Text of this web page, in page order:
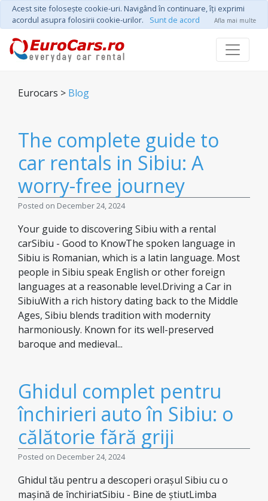
Acest site foloseşte cookie-uri. Navigând în continuare, îţi exprimi
acordul asupra folosirii cookie-urilor.
Sunt de acord Afla mai multe
Eurocars > Blog
The complete guide to
car rentals in Sibiu: A
worry-free journey
Posted on December 24, 2024
Your guide to discovering Sibiu with a rental
carSibiu - Good to KnowThe spoken language in
Sibiu is Romanian, which is a latin language. Most
people in Sibiu speak English or other foreign
languages at a reasonable level.Driving a Car in
SibiuWith a rich history dating back to the Middle
Ages, Sibiu blends tradition with modernity
harmoniously. Known for its well-preserved
baroque and medieval...
Ghidul complet pentru
închirieri auto în Sibiu: o
călătorie fără griji
Posted on December 24, 2024
Ghidul tău pentru a descoperi orașul Sibiu cu o
mașină de închiriatSibiu - Bine de știutLimba